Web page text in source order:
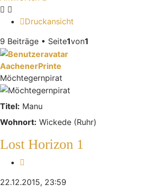
Druckansicht
9 Beiträge • Seite1von1
AachenerPrinte
Möchtegernpirat
Titel: Manu
Wohnort: Wickede (Ruhr)
Lost Horizon 1
22.12.2015, 23:59